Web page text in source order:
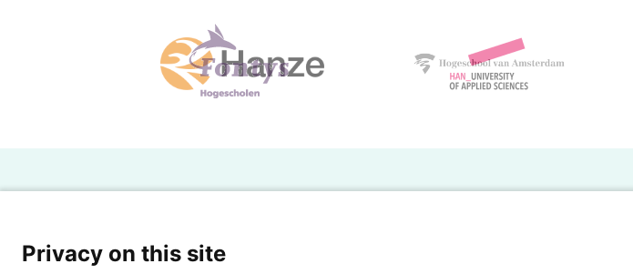
Powered by SURF
Privacy on this site